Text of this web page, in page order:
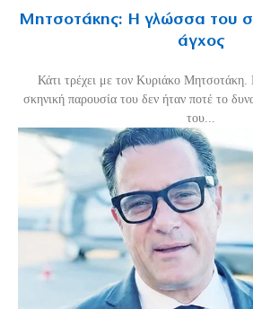
Μητσοτάκης: Η γλώσσα του
άγχος
Κάτι τρέχει με τον Κυριάκο Μητσοτάκη.
σκηνική παρουσία του δεν ήταν ποτέ το
του...